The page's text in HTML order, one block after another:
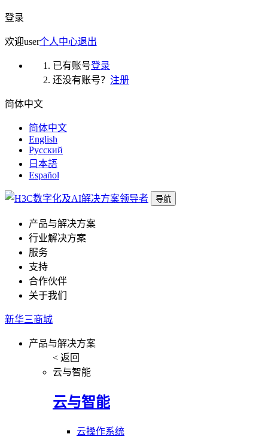
登录
欢迎user个人中心退出
已有账号登录
还没有账号？ 注册
简体中文
简体中文
English
Русский
日本語
Español
导航
产品与解决方案
行业解决方案
服务
支持
合作伙伴
关于我们
新华三商城
产品与解决方案
< 返回
云与智能
云与智能
云操作系统